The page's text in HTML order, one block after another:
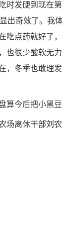
时发硬到现在
出奇效了。我
吃点药就好了
也很少酸软无
，冬季也敢理
今后把小黑豆
离休干部刘农